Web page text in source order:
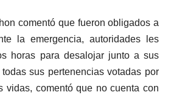
comentó que fueron obligados a
la emergencia, autoridades les
horas para desalojar junto a sus
sus pertenencias votadas por
vidas, comentó que no cuenta con